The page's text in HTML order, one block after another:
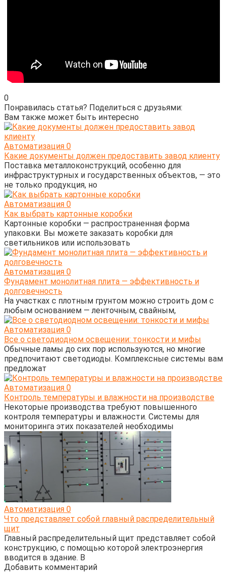
0
Понравилась статья? Поделиться с друзьями:
Вам также может быть интересно
Автоматизация 0
Какие документы должен предоставить завод клиенту
Поставка металлоконструкций, особенно для
инфраструктурных и государственных объектов, — это
не только продукция, но
Автоматизация 0
Как выбрать картонные коробки
Картонные коробки — распространенная форма
упаковки. Вы можете заказать коробки для
светильников или использовать
Автоматизация 0
Фундамент монолитная плита — эффективность и
долговечность
На участках с плотным грунтом можно строить дом с
любым основанием — ленточным, свайным,
Автоматизация 0
Все о светодиодном освещении: тонкости и мифы
Обычные ламы до сих пор используются, но многие
предпочитают светодиоды. Комплексные системы вам
предложат
Автоматизация 0
Контроль температуры и влажности на производстве
Некоторые производства требуют повышенного
контроля температуры и влажности. Системы для
мониторинга этих показателей необходимы
Автоматизация 0
Что представляет собой главный распределительный
щит
Главный распределительный щит представляет собой
конструкцию, с помощью которой электроэнергия
вводится в здание. В
Добавить комментарий